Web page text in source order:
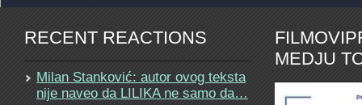
RECENT REACTIONS
Milan Stanković: autor ovog teksta
nije naveo da LILIKA ne samo da…
MEDJU